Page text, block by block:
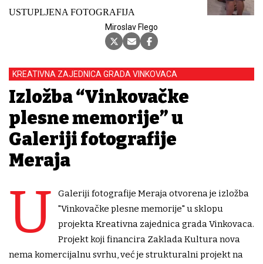
USTUPLJENA FOTOGRAFIJA
Miroslav Flego
KREATIVNA ZAJEDNICA GRADA VINKOVACA
Izložba “Vinkovačke
plesne memorije” u
Galeriji fotografije
Meraja
U
Galeriji fotografije Meraja otvorena je izložba
"Vinkovačke plesne memorije" u sklopu
projekta Kreativna zajednica grada Vinkovaca.
Projekt koji financira Zaklada Kultura nova
nema komercijalnu svrhu, već je strukturalni projekt na